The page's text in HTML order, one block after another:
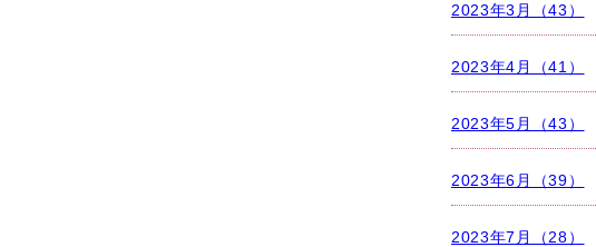
2023年3月（43）
2023年4月（41）
2023年5月（43）
2023年6月（39）
2023年7月（28）